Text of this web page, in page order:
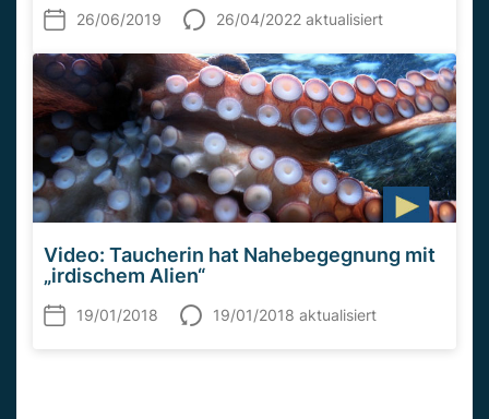
26/06/2019 26/04/2022 aktualisiert
Video: Taucherin hat Nahebegegnung mit
„irdischem Alien“
19/01/2018 19/01/2018 aktualisiert